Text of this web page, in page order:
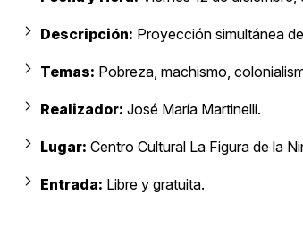
Descripción: Proyección simultánea
Temas: Pobreza, machismo,
Realizador: José María Martinelli.
Lugar: Centro Cultural La Figura de la
Entrada: Libre y gratuita.